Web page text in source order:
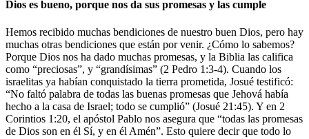
Dios es bueno, porque nos da sus promesas y las cumple
Hemos recibido muchas bendiciones de nuestro buen Dios, pero hay
muchas otras bendiciones que están por venir. ¿Cómo lo sabemos?
Porque Dios nos ha dado muchas promesas, y la Biblia las califica
como “preciosas”, y “grandísimas” (2 Pedro 1:3-4). Cuando los
israelitas ya habían conquistado la tierra prometida, Josué testificó:
“No faltó palabra de todas las buenas promesas que Jehová había
hecho a la casa de Israel; todo se cumplió” (Josué 21:45). Y en 2
Corintios 1:20, el apóstol Pablo nos asegura que “todas las promesas
de Dios son en él Sí, y en él Amén”. Esto quiere decir que todo lo